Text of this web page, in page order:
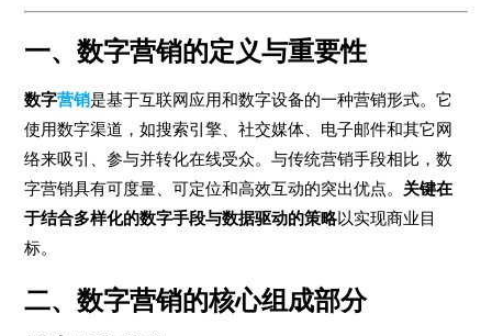
一、数字营销的定义与重要性
数字营销是基于互联网应用和数字设备的一种营销形式。它
使用数字渠道，如搜索引擎、社交媒体、电子邮件和其它网
络来吸引、参与并转化在线受众。与传统营销手段相比，数
字营销具有可度量、可定位和高效互动的突出优点。 关键在
于结合多样化的数字手段与数据驱动的策略以实现商业目
标。
二、数字营销的核心组成部分